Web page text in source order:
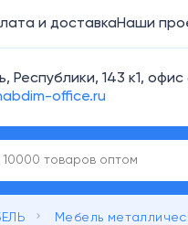
и доставкаНаши
Республики, 143 к1, офис
office.ru
keyboard_arrow_right Мебель